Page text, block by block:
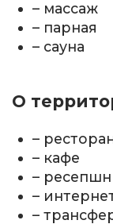
– массаж
– парная
– сауна
О
–
– кафе
– ресепшн
–
–